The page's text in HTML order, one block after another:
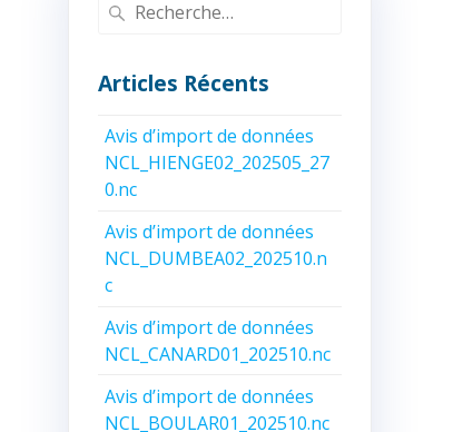
Articles Récents
Avis d’import de données
NCL_HIENGE02_202505_27
0.nc
Avis d’import de données
NCL_DUMBEA02_202510.n
c
Avis d’import de données
NCL_CANARD01_202510.nc
Avis d’import de données
NCL_BOULAR01_202510.nc